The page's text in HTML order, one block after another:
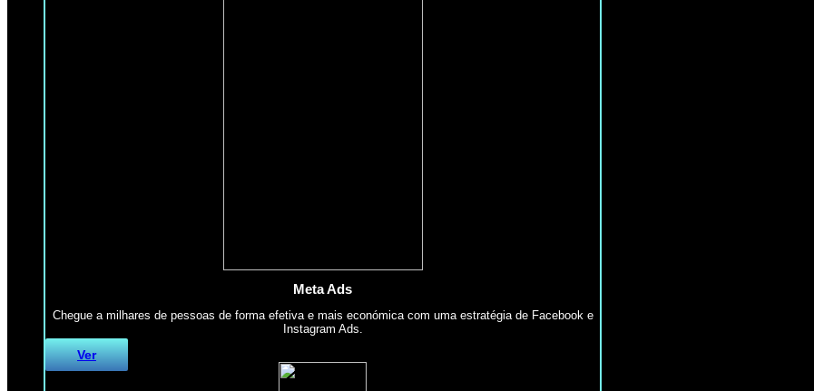
Meta Ads
Chegue a milhares de pessoas de forma efetiva e mais económica com uma estratégia de Facebook e
Instagram Ads.
Ver